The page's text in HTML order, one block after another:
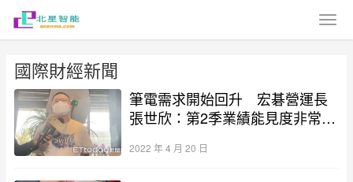
國際財經新聞
筆電需求開始回升 宏碁營運長
張世欣：第2季業績能見度非常樂
2022 年 4 月 20 日